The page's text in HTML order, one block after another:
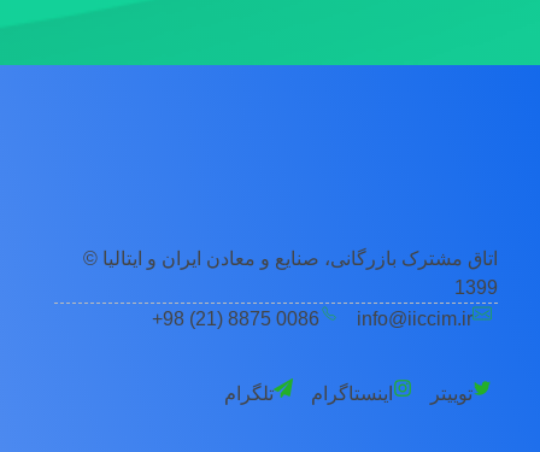
اتاق مشترک بازرگانی، صنایع و معادن ایران و ایتالیا ©
1399
info@iiccim.ir
0086 8875 (21) 98+
توییتر اینستاگرام تلگرام